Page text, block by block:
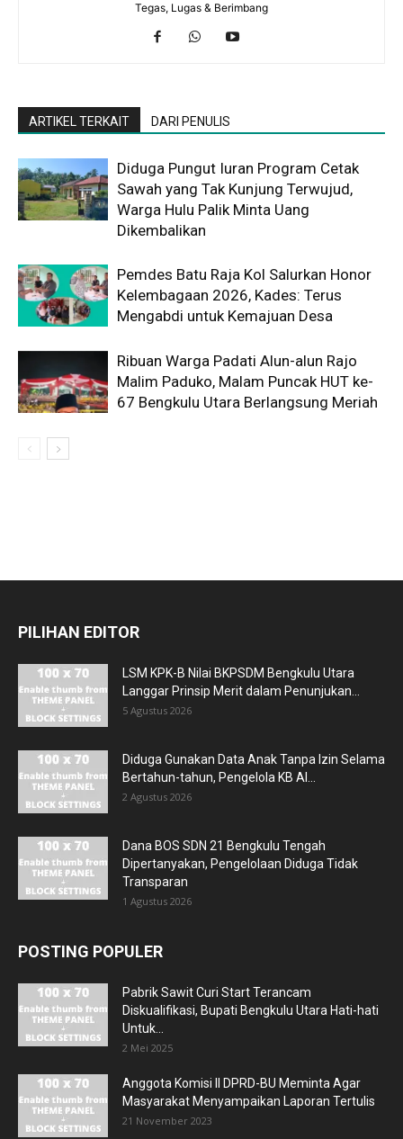
Tegas, Lugas & Berimbang
ARTIKEL TERKAIT DARI PENULIS
Diduga Pungut Iuran Program Cetak
Sawah yang Tak Kunjung Terwujud,
Warga Hulu Palik Minta Uang
Dikembalikan
Pemdes Batu Raja Kol Salurkan Honor
Kelembagaan 2026, Kades: Terus
Mengabdi untuk Kemajuan Desa
Ribuan Warga Padati Alun-alun Rajo
Malim Paduko, Malam Puncak HUT ke-
67 Bengkulu Utara Berlangsung Meriah
PILIHAN EDITOR
LSM KPK-B Nilai BKPSDM Bengkulu Utara
Langgar Prinsip Merit dalam Penunjukan...
5 Agustus 2026
Diduga Gunakan Data Anak Tanpa Izin Selama
Bertahun-tahun, Pengelola KB Al...
2 Agustus 2026
Dana BOS SDN 21 Bengkulu Tengah
Dipertanyakan, Pengelolaan Diduga Tidak
Transparan
1 Agustus 2026
POSTING POPULER
Pabrik Sawit Curi Start Terancam
Diskualifikasi, Bupati Bengkulu Utara Hati-hati
Untuk...
2 Mei 2025
Anggota Komisi II DPRD-BU Meminta Agar
Masyarakat Menyampaikan Laporan Tertulis
21 November 2023